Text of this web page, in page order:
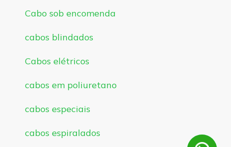
Cabo sob encomenda
cabos blindados
Cabos elétricos
cabos em poliuretano
cabos especiais
cabos espiralados